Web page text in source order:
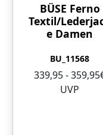
BÜSE Ferno
Textil/
e Damen
BU_11568
339,95 -
UVP